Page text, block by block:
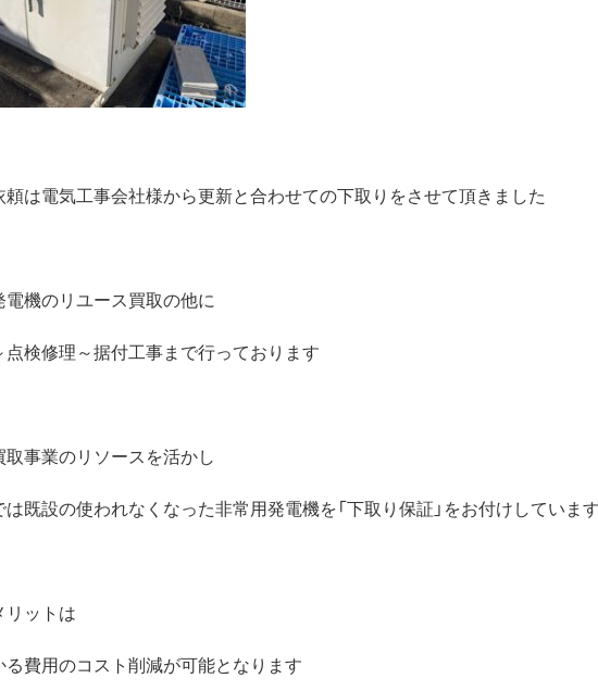
頼は電気工事会社様から更新と合わせての下取りをさせて頂きました
電機のリユース買取の他に
点検修理～据付工事まで行っております
取事業のリソースを活かし
は既設の使われなくなった非常用発電機を「下取り保証」をお付けしていま
リットは
る費用のコスト削減が可能となります